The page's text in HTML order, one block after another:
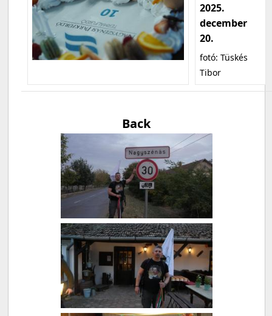
2025.
december
20.
fotó: Tüskés
Tibor
Back